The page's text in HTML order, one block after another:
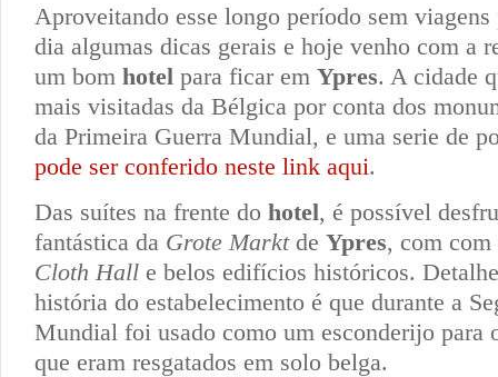
Aproveitando esse longo período sem
dia algumas dicas gerais e hoje venho com a
um bom hotel para ficar em Ypres. A cidade
mais visitadas da Bélgica por conta dos
da Primeira Guerra Mundial, e uma serie de
pode ser conferido neste link aqui.
Das suítes na frente do hotel, é possível
fantástica da Grote Marktde Ypres, com com
Cloth Hall e belos edifícios históricos.
história do estabelecimento é que durante a
Mundial foi usado como um esconderijo para
que eram resgatados em solo belga.